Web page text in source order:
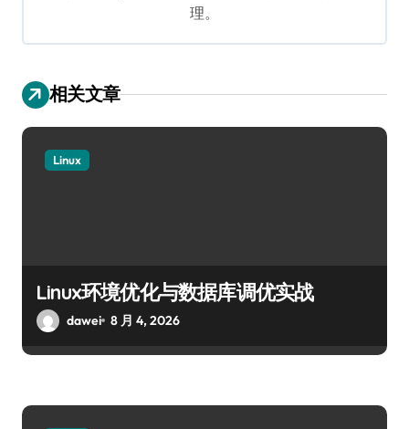
理。
相关文章
Linux
Linux环境优化与数据库调优实战
dawei 8 月 4, 2026